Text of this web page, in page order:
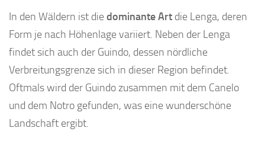
In den Wäldern ist diedominante Art die Lenga, deren
Form je nach Höhenlage variiert. Neben der Lenga
findet sich auch der Guindo, dessen nördliche
Verbreitungsgrenze sich in dieser Region befindet.
Oftmals wird der Guindo zusammen mit dem Canelo
und dem Notro gefunden, was eine wunderschöne
Landschaft ergibt.